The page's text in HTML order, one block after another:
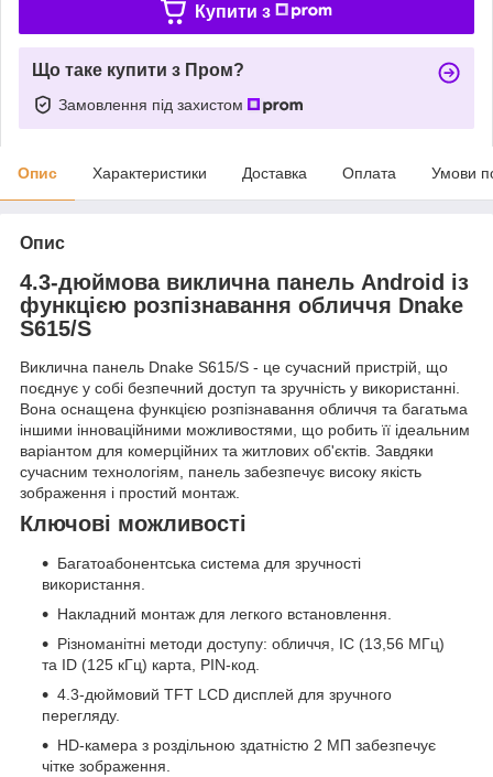
Купити з
Що таке купити з Пром?
Замовлення під захистом
Опис Характеристики Доставка Оплата Умови
Опис
4.3-дюймова виклична панель Android із
функцією розпізнавання обличчя Dnake
S615/S
Виклична панель Dnake S615/S - це сучасний пристрій, що
поєднує у собі безпечний доступ та зручність у використанні.
Вона оснащена функцією розпізнавання обличчя та багатьма
іншими інноваційними можливостями, що робить її ідеальним
варіантом для комерційних та житлових об'єктів. Завдяки
сучасним технологіям, панель забезпечує високу якість
зображення і простий монтаж.
Ключові можливості
Багатоабонентська система для зручності
використання.
Накладний монтаж для легкого встановлення.
Різноманітні методи доступу: обличчя, IC (13,56 МГц)
та ID (125 кГц) карта, PIN-код.
4.3-дюймовий TFT LCD дисплей для зручного
перегляду.
HD-камера з роздільною здатністю 2 МП забезпечує
чітке зображення.